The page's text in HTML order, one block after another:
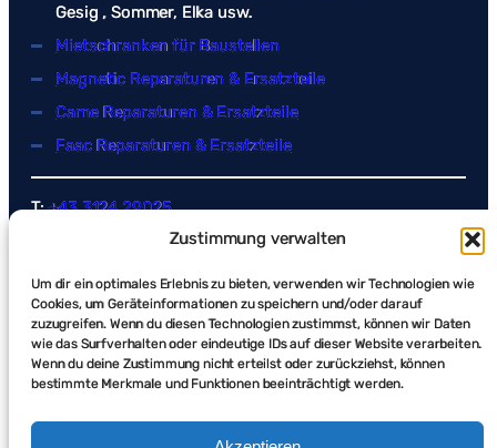
Zustimmung verwalten
Um dir ein optimales Erlebnis zu bieten, verwenden wir Technologien wie
Cookies, um Geräteinformationen zu speichern und/oder darauf
zuzugreifen. Wenn du diesen Technologien zustimmst, können wir Daten
wie das Surfverhalten oder eindeutige IDs auf dieser Website verarbeiten.
Wenn du deine Zustimmung nicht erteilst oder zurückziehst, können
bestimmte Merkmale und Funktionen beeinträchtigt werden.
Gesig , Sommer, Elka usw.
Mietschranken für Baustellen
Magnetic Reparaturen & Ersatzteile
Came Reparaturen & Ersatzteile
Faac Reparaturen & Ersatzteile
T:+43 3124 29025
info@poller-schranken.at
STANDORTE
Steiermark
Lindengasse 3, 8101 Gratkorn
Wien